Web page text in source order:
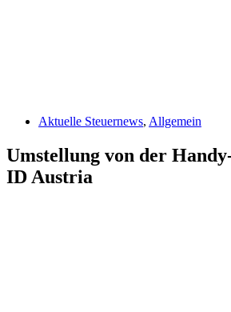
Aktuelle Steuernews, Allgemein
Umstellung von der
ID Austria